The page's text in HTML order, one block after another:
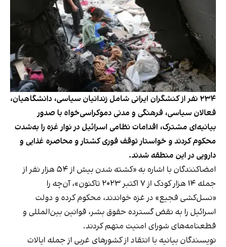
۲۳۴ نفر از کنشگران ایرانی شامل زندانیان سیاسی، دانشگاهیان،
فعالان سیاسی، فرهنگی و مدنی دموکراسی‌خواه با صدور
بیانیه‌ای مشترک، اقدامات نظامی اسرائیل در نوار غزه را به‌شدت
محکوم کردند و خواستار توقف فوری کشتار و محاصره غذایی و
دارویی در این منطقه شدند.
امضاکنندگان با اشاره به «کشته شدن بیش از ۵۴ هزار نفر از
جمله ۱۴ هزار کودک از ۷ اکتبر ۲۰۲۳ تاکنون»، آن‌چه را
«نسل‌کشی فجیع» در غزه خواندند، محکوم کرده و دولت
اسرائیل را به نقض گسترده حقوق بشر، قوانین بین‌المللی و
قطعنامه‌های شورای امنیت متهم کردند.
نویسندگان بیانیه با انتقاد از کشورهای غربی از جمله ایالات